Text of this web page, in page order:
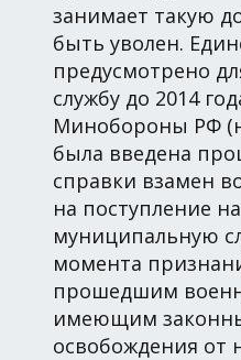
занимает такую
быть уволен.
предусмотрено
службу до 2014
Минобороны РФ
была введена
справки взамен
на поступление
муниципальную
момента
прошедшим
имеющим
освобождения от